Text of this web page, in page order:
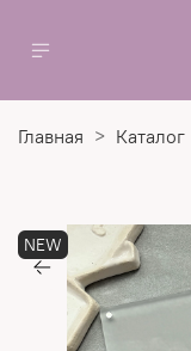
Главная Каталог
NEW